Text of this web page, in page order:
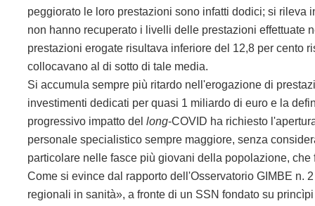
peggiorato le loro prestazioni sono infatti dodici; si
non hanno recuperato i livelli delle prestazioni effettuate
prestazioni erogate risultava inferiore del 12,8 per cento
collocavano al di sotto di tale media.
Si accumula sempre più ritardo nell'erogazione di
investimenti dedicati per quasi 1 miliardo di euro e la
progressivo impatto dellong-COVID ha richiesto
personale specialistico sempre maggiore, senza
particolare nelle fasce più giovani della popolazione,
Come si evince dal rapporto dell'Osservatorio GIMBE
regionali in sanità», a fronte di un SSN fondato su